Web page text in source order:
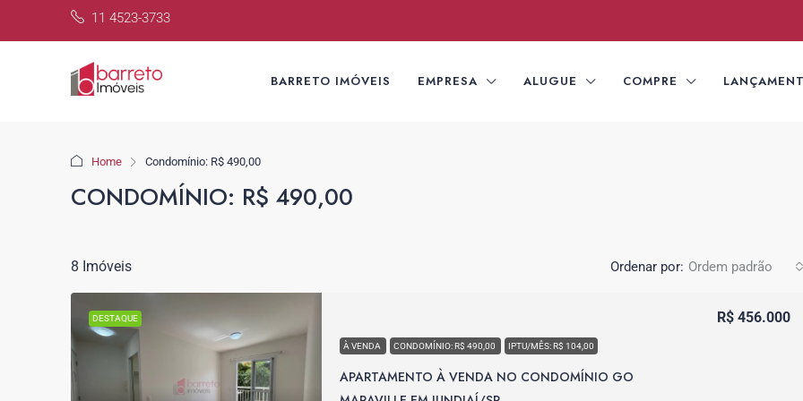
11 4523-3733
BARRETO IMÓVEIS EMPRESA ALUGUE COMPRE
Home Condomínio: R$ 490,00
CONDOMÍNIO: R$ 490,00
8 Imóveis Ordenar por: Ordem padrão
DESTAQUE
À VENDA CONDOMÍNIO: R$ 490,00 IPTU/MÊS: R$ 104,00
APARTAMENTO À VENDA NO CONDOMÍNIO GO
R$ 456.000